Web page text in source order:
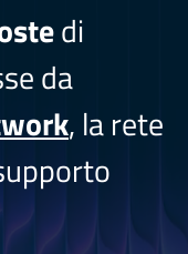
di
da
, la rete